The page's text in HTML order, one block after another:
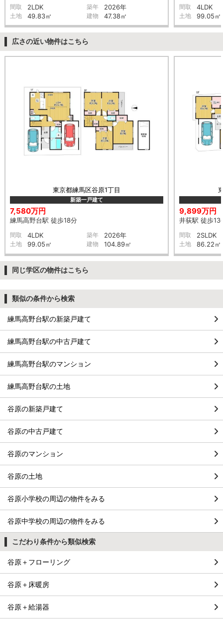
間取 2LDK 築年 2026年
土地 49.83㎡ 建物 47.38㎡
間取 4LDK
土地 99.05㎡
広さの近い物件はこちら
東京都練馬区谷原1丁目
新築一戸建て
7,580万円
練馬高野台駅 徒歩18分
間取 4LDK 築年 2026年
土地 99.05㎡ 建物 104.89㎡
9,899万円
井荻駅 徒歩13
間取 2SLDK
土地 86.22㎡
同じ学区の物件はこちら
類似の条件から検索
練馬高野台駅の新築戸建て
練馬高野台駅の中古戸建て
練馬高野台駅のマンション
練馬高野台駅の土地
谷原の新築戸建て
谷原の中古戸建て
谷原のマンション
谷原の土地
谷原小学校の周辺の物件をみる
谷原中学校の周辺の物件をみる
こだわり条件から類似検索
谷原＋フローリング
谷原＋床暖房
谷原＋給湯器